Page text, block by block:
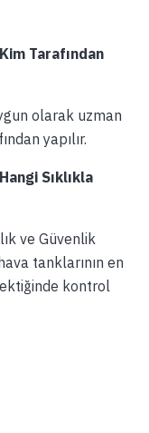
Tarafından
olarak uzman
yapılır.
Sıklıkla
ve Güvenlik
tanklarının en
kontrol